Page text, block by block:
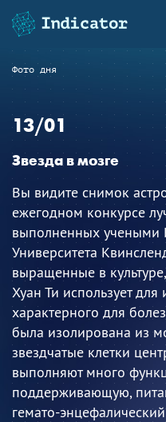
Фото дня
13/01
Звезда в мозге
Вы видите снимок
ежегодном конкурсе
выполненных учеными
Университета
выращенные в
Хуан Ти использует
характерного для
была изолирована из
звездчатые клетки
выполняют много
поддерживающую,
гемато-